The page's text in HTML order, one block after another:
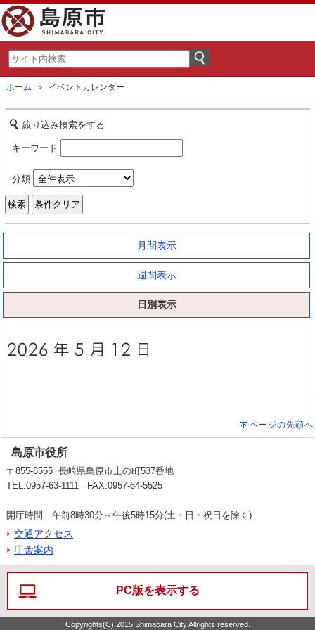
ホーム ＞ イベントカレンダー
絞り込み検索をする
キーワード
分類
月間表示
週間表示
日別表示
ページの先頭へ
島原市役所
〒855-8555 長崎県島原市上の町537番地
TEL:0957-63-1111 FAX:0957-64-5525
開庁時間 午前8時30分～午後5時15分(土・日・祝日を除く)
交通アクセス
庁舎案内
PC版を表示する
Copyrights(C) 2015 Shimabara City Allrights reserved.